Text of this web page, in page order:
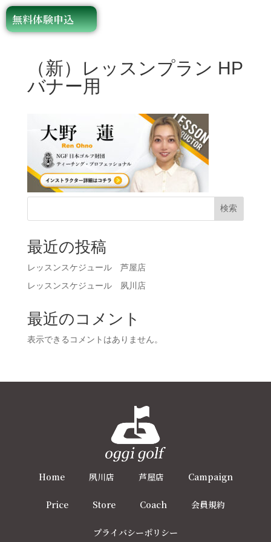
無料体験申込
（新）レッスンプラン HP
バナー用
検索
最近の投稿
レッスンスケジュール 芦屋店
レッスンスケジュール 夙川店
最近のコメント
表示できるコメントはありません。
Home 夙川店 芦屋店 Campaign
Price Store Coach 会員規約
プライバシーポリシー